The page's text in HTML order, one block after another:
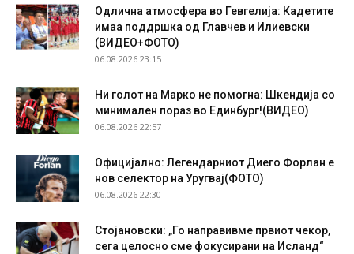
Одлична атмосфера во Гевгелија: Кадетите
имаа поддршка од Главчев и Илиевски
(ВИДЕО+ФОТО)
06.08.2026 23:15
Ни голот на Марко не помогна: Шкендија со
минимален пораз во Единбург!(ВИДЕО)
06.08.2026 22:57
Официјално: Легендарниот Диего Форлан е
нов селектор на Уругвај(ФОТО)
06.08.2026 22:30
Стојановски: „Го направивме првиот чекор,
сега целосно сме фокусирани на Исланд“